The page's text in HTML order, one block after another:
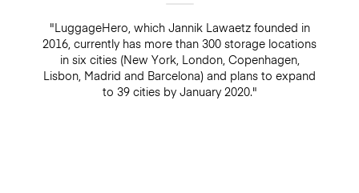
"LuggageHero, which Jannik Lawaetz founded in
2016, currently has more than 300 storage locations
in six cities (New York, London, Copenhagen,
Lisbon, Madrid and Barcelona) and plans to expand
to 39 cities by January 2020."